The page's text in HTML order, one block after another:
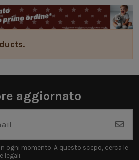
aggiornato
ogni momento. A questo scopo, cerca le
legali.